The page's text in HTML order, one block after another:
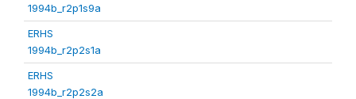
1994b_r2p1s9a
ERHS
1994b_r2p2s1a
ERHS
1994b_r2p2s2a